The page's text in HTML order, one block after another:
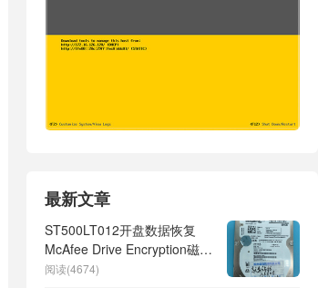
最新文章
ST500LT012开盘数据恢复
McAfee Drive Encryption磁盘
加密数据恢复完美成功
阅读(4674)